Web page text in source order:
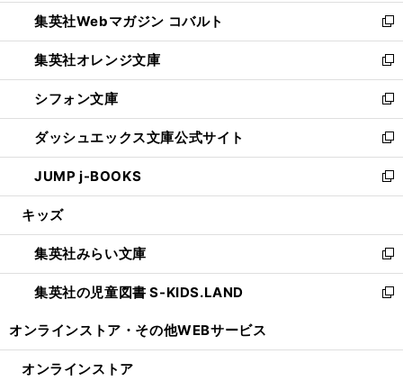
く
で
開
く
ン
ド
ウ
で
開
く
ウ
ィ
ン
ド
ウ
で
開
く
集英社Webマガジン コバルト
新
し
い
ウ
ィ
ン
ド
ウ
で
開
集英社オレンジ文庫
新
し
い
ウ
ィ
ン
ド
ウ
開
く
シフォン文庫
新
し
い
ウ
ィ
ン
ウ
で
開
く
ダッシュエックス文庫公式サイト
新
し
い
ウ
ン
ド
ウ
で
JUMP j-BOOKS
新
し
ウ
ィ
ン
ド
開
キッズ
集英社みらい文庫
新
し
い
ン
集英社の児童図書 S-KIDS.LAND
新
ウ
オンラインストア・ その他WEBサービス
オンラインストア